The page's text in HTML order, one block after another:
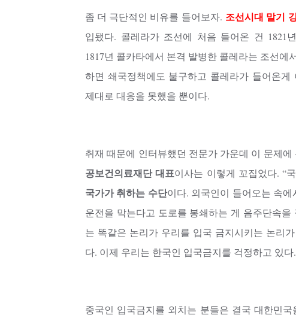
좀 더 극단적인 비유를 들어보자. 조선시대 말기
입됐다. 콜레라가 조선에 처음 들어온 건 1821
1817년 콜카타에서 본격 발병한 콜레라는 조선
하면 쇄국정책에도 불구하고 콜레라가 들어온
제대로 대응을 못했을 뿐이다.
취재 때문에 인터뷰했던 전문가 가운데 이 문제
공보건의료재단 대표이사는 이렇게 꼬집었다. “
국가가 취하는 수단이다. 외국인이 들어오는 속
운전을 막는다고 도로를 봉쇄하는 게 음주단속
는 똑같은 논리가 우리를 입국 금지시키는 논리
다. 이제 우리는 한국인 입국금지를 걱정하고 있다.
중국인 입국금지를 외치는 분들은 결국 대한민